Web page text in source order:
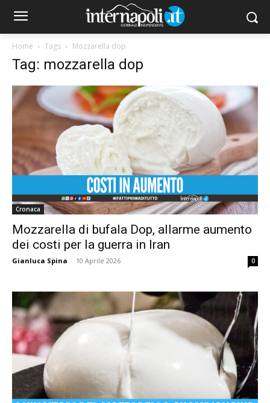
Home Tags Mozzarella dop
Tag: mozzarella dop
Cronaca
Mozzarella di bufala Dop, allarme aumento
dei costi per la guerra in Iran
Gianluca Spina - 10 Aprile 2026 0